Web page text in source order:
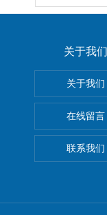
关于我们
关于我们
在线留言
联系我们